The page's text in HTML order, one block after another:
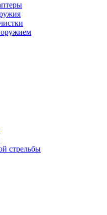
оружием
стрельбы